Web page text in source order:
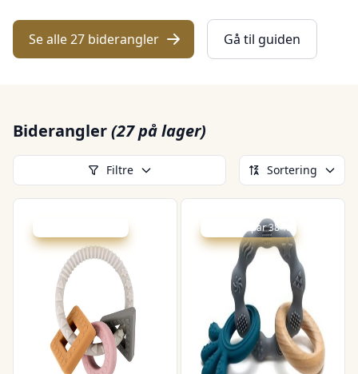
Se alle 27 biderangler Gå til guiden
Biderangler(27 på lager)
Filtre Sortering
Udsalg - spar 38 %